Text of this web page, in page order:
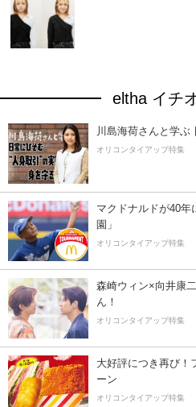
eltha イチ
川島海荷さんと学ぶ
オリコンタイアップ特集
マクドナルドが40年
園」
オリコンタイアップ特集
森崎ウィン×向井康
ん！
オリコンタイアップ特集
大好評につき再び！
ーン
オリコンタイアップ特集